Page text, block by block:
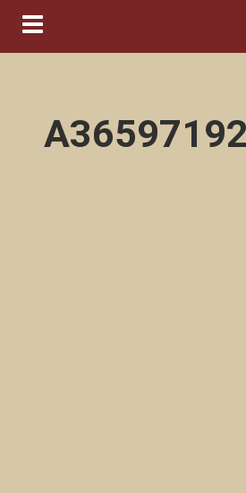
Navigation ein-/ausblenden